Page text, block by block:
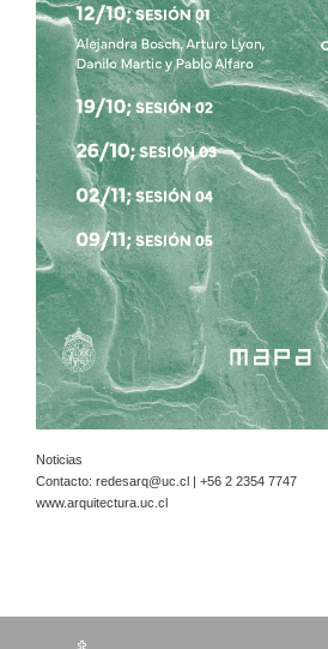
Noticias
Contacto: redesarq@uc.cl
| +56 2 2354 7747
www.arquitectura.uc.cl